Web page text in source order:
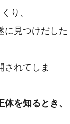
り、
に見つけだした
されてしま
を知るとき、